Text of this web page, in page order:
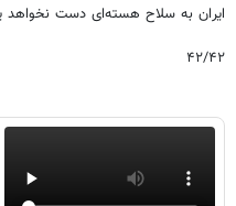
ایران به سلاح هسته‌ای دست نخواهد
۴۲/۴۲